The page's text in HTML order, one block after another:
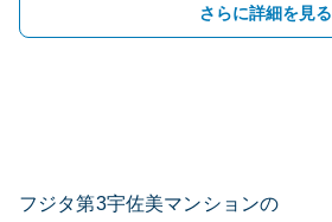
さらに詳細を見る
フジタ第3宇佐美マンションの